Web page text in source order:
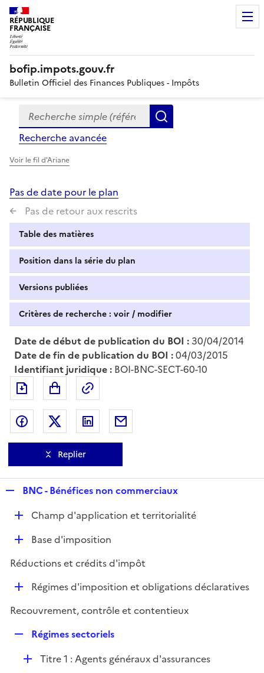
RÉPUBLIQUE
FRANÇAISE
bofip.impots.gouv.fr
Bulletin Officiel des Finances Publiques - Impôts
Formulaire
de
recherche
Recherche simple (références, mots clés, partie du
Recherche avancée
Voir le fil d'Ariane
Pas de date pour le plan
Pas de retour aux rescrits
Table des matières
Position dans la série du plan
Versions publiées
Critères de recherche : voir / modifier
Date de début de publication du BOI : 30/04/2014
Date de fin de publication du BOI :04/03/2015
Identifiant juridique : BOI-BNC-SECT-60-10
Exporter le document au format pdf
Partager sur Facebook
Partager sur Twitter
Partager sur LinkedIn
Replier
p
l
i
e
BNC - Bénéfices non commerciaux
D
l
i
Champ d'application et territorialité
D
p
e
Base d'imposition
Réductions et crédits d'impôt
D
p
e
Régimes d'imposition et obligations déclaratives
Recouvrement, contrôle et contentieux
p
Régimes sectoriels
DTitre 1 : Agents généraux d'assurances